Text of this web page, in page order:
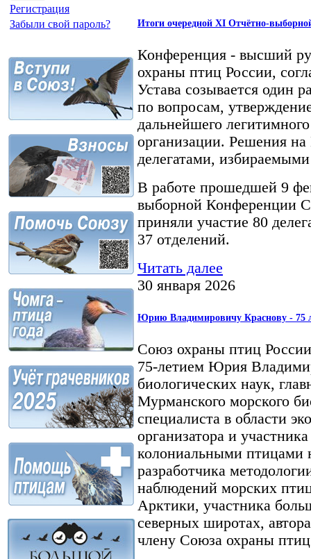
Регистрация
Забыли свой пароль?
Итоги очередной XI Отчётно-
Конференция - высший
охраны птиц России,
Устава созывается один
по вопросам,
дальнейшего
организации. Решения
делегатами,
В работе прошедшей 9
выборной Конференции
приняли участие 80
37 отделений.
Читать далее
30 января 2026
Юрию Владимировичу Краснову - 75
Союз охраны птиц
75-летием Юрия
биологических наук,
Мурманского морского
специалиста в области
организатора и
колониальными птицами
разработчика
наблюдений морских
Арктики, участника
северных широтах,
члену Союза охраны